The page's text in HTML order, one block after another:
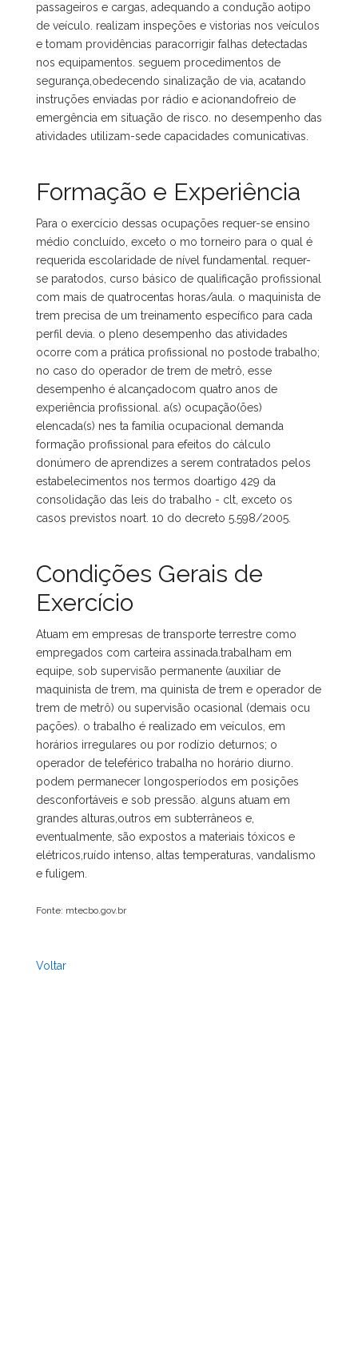
passageiros e cargas, adequando a condução aotipo
de veículo. realizam inspeções e vistorias nos veículos
e tomam providências paracorrigir falhas detectadas
nos equipamentos. seguem procedimentos de
segurança,obedecendo sinalização de via, acatando
instruções enviadas por rádio e acionandofreio de
emergência em situação de risco. no desempenho das
atividades utilizam-sede capacidades comunicativas.
Formação e Experiência
Para o exercício dessas ocupações requer-se ensino
médio concluído, exceto o mo torneiro para o qual é
requerida escolaridade de nível fundamental. requer-
se paratodos, curso básico de qualificação profissional
com mais de quatrocentas horas/aula. o maquinista de
trem precisa de um treinamento específico para cada
perfil devia. o pleno desempenho das atividades
ocorre com a prática profissional no postode trabalho;
no caso do operador de trem de metrô, esse
desempenho é alcançadocom quatro anos de
experiência profissional. a(s) ocupação(ões)
elencada(s) nes ta família ocupacional demanda
formação profissional para efeitos do cálculo
donúmero de aprendizes a serem contratados pelos
estabelecimentos nos termos doartigo 429 da
consolidação das leis do trabalho - clt, exceto os
casos previstos noart. 10 do decreto 5.598/2005.
Condições Gerais de
Exercício
Atuam em empresas de transporte terrestre como
empregados com carteira assinada.trabalham em
equipe, sob supervisão permanente (auxiliar de
maquinista de trem, ma quinista de trem e operador de
trem de metrô) ou supervisão ocasional (demais ocu
pações). o trabalho é realizado em veículos, em
horários irregulares ou por rodízio deturnos; o
operador de teleférico trabalha no horário diurno.
podem permanecer longosperíodos em posições
desconfortáveis e sob pressão. alguns atuam em
grandes alturas,outros em subterrâneos e,
eventualmente, são expostos a materiais tóxicos e
elétricos,ruído intenso, altas temperaturas, vandalismo
e fuligem.
Fonte: mtecbo.gov.br
Voltar